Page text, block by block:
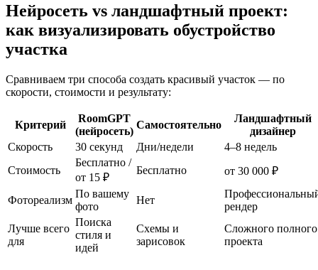
Нейросеть vs ландшафтный проект:
как визуализировать обустройство
участка
Сравниваем три способа создать красивый участок — по
скорости, стоимости и результату:
Критерий
RoomGPT
(нейросеть)
Самостоятельно
Ландшафтный
дизайнер
Скорость
30 секунд Дни/недели
4–8 недель
Стоимость
Бесплатно /
от 15 ₽
Бесплатно от 30 000 ₽
Фотореализм
По вашему
фото
Нет
рендер
Лучше всего
для
Поиска
стиля и
идей
Схемы и
зарисовок
Сложного полного
проекта